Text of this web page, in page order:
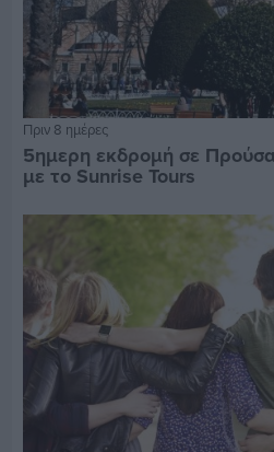
Πριν 8 ημέρες
5ημερη εκδρομή σε
με το Sunrise Tours